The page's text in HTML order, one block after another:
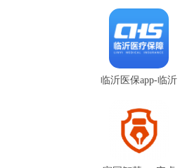
精...
临沂医保app-临沂